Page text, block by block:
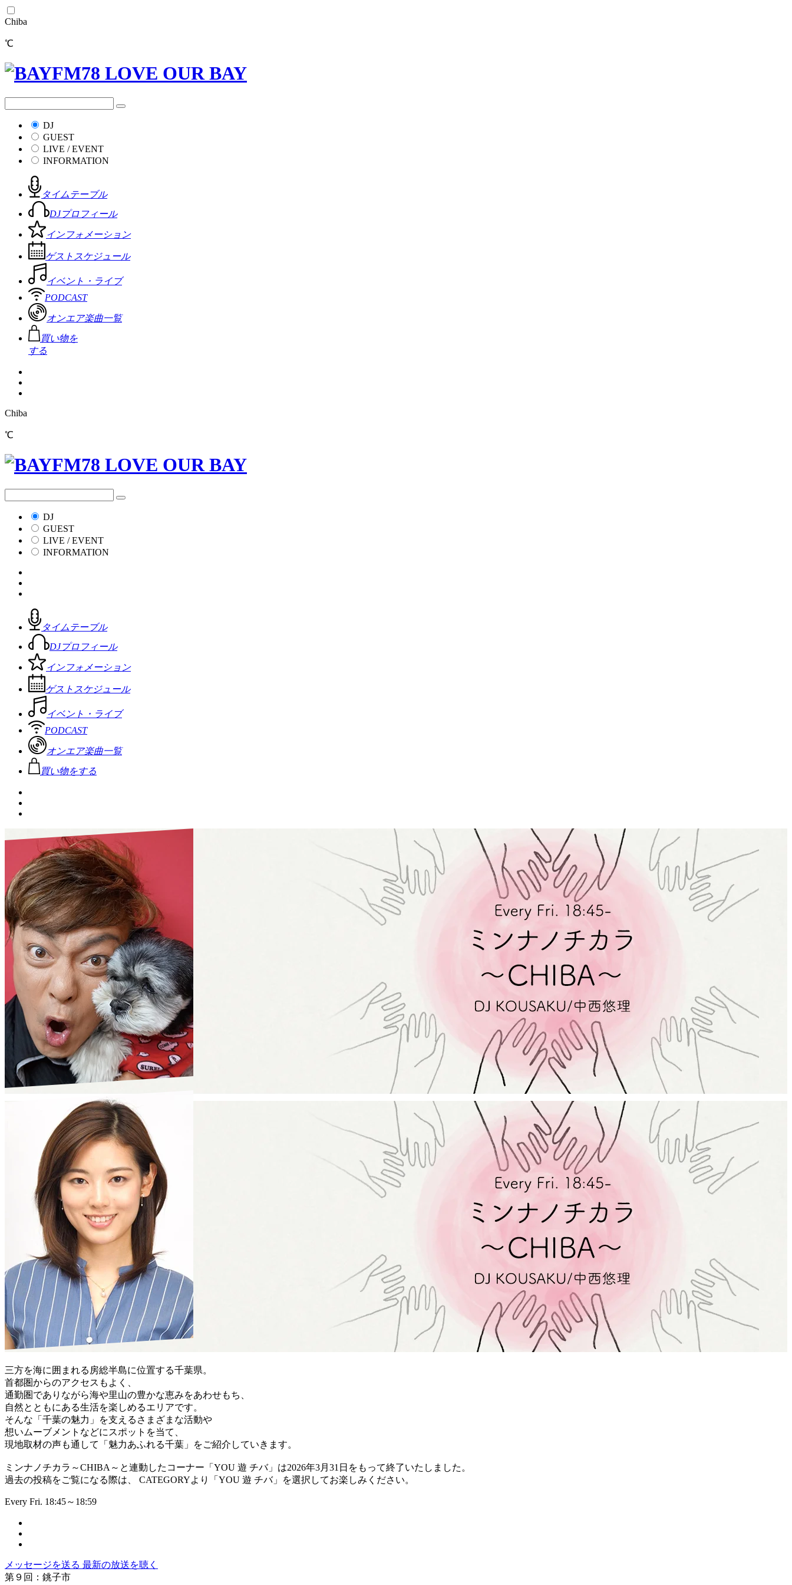
Chiba
℃
DJ
GUEST
LIVE / EVENT
INFORMATION
タイムテーブル
DJプロフィール
インフォメーション
ゲストスケジュール
イベント・ライブ
PODCAST
オンエア楽曲一覧
買い物を
する
Chiba
℃
DJ
GUEST
LIVE / EVENT
INFORMATION
タイムテーブル
DJプロフィール
インフォメーション
ゲストスケジュール
イベント・ライブ
PODCAST
オンエア楽曲一覧
買い物をする
三方を海に囲まれる房総半島に位置する千葉県。
首都圏からのアクセスもよく、
通勤圏でありながら海や里山の豊かな恵みをあわせもち、
自然とともにある生活を楽しめるエリアです。
そんな「千葉の魅力」を支えるさまざまな活動や
想いムーブメントなどにスポットを当て、
現地取材の声も通して「魅力あふれる千葉」をご紹介していきます。
ミンナノチカラ～CHIBA～と連動したコーナー「YOU 遊 チバ」は2026年3月31日をもって終了いたしました。
過去の投稿をご覧になる際は、 CATEGORYより「YOU 遊 チバ」を選択してお楽しみください。
Every Fri. 18:45～18:59
メッセージを送る 最新の放送を聴く
第９回：銚子市